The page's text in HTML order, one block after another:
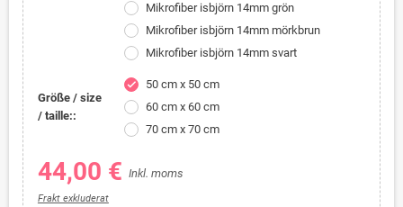
Mikrofiber isbjörn 14mm grön
Mikrofiber isbjörn 14mm mörkbrun
Mikrofiber isbjörn 14mm svart
Größe / size
/ taille::
check
50 cm x 50 cm
60 cm x 60 cm
70 cm x 70 cm
44,00 € Inkl. moms
Frakt exkluderat